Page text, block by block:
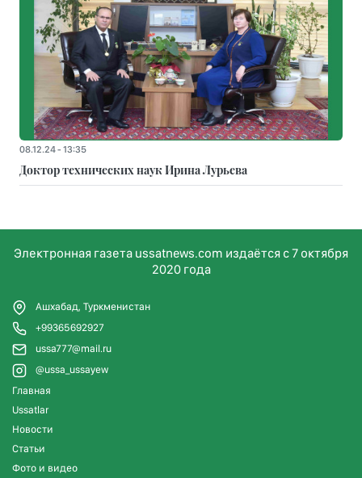
08.12.24 - 13:35
Доктор технических наук Ирина Лурьева
Электронная газета ussatnews.com издаётся с 7 октября
2020 года
Ашхабад, Туркменистан
+99365692927
ussa777@mail.ru
@ussa_ussayew
Главная
Ussatlar
Новости
Статьи
Фото и видео